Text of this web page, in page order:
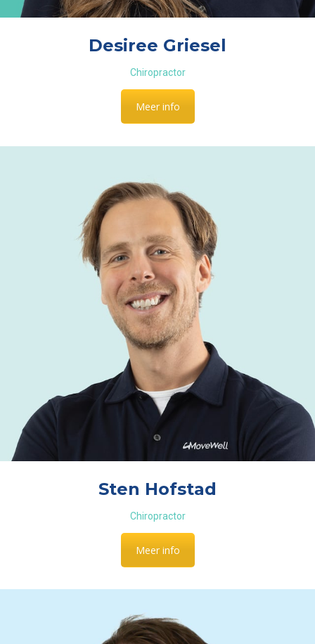
Desiree Griesel
Chiropractor
Meer info
Sten Hofstad
Chiropractor
Meer info